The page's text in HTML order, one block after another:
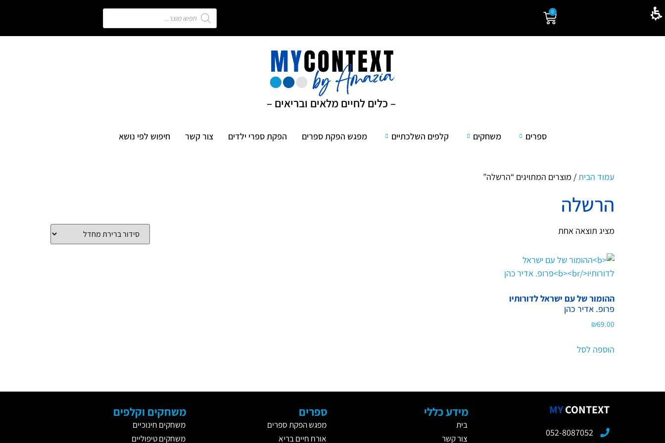
0
– כלים לחיים מלאים ובריאים –
ספרים משחקים קלפים השלכתיים מפגש הפקת ספרים הפקת ספרי ילדים צור קשר חיפוש לפי נושא
עמוד הבית/ מוצרים המתויגים “הרשלה”
הרשלה
מציג תוצאה אחת
ההומור של עם ישראל לדורותיו
פרופ. אדיר כהן
₪69.00
הוספה לסל
CONTEXT
MY
052-8087052
מידע כללי
בית
צור קשר
ספרים
מפגש הפקת ספרים
אורח חיים בריא
משחקים וקלפים
משחקים חינוכיים
משחקים טיפוליים